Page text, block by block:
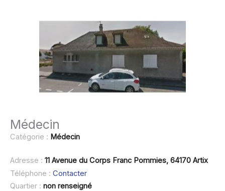
Médecin
Catégorie : Médecin
Adresse : 11 Avenue du Corps Franc Pommies, 64170 Artix
Téléphone : Contacter
Quartier : non renseigné